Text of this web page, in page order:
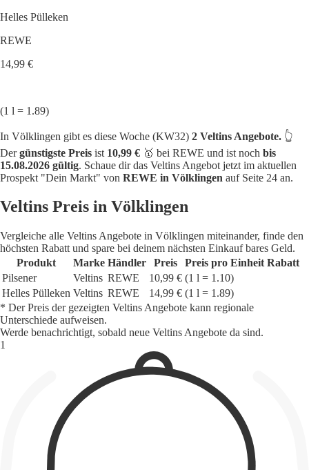
Helles Pülleken
REWE
14,99 €
(1 l = 1.89)
In Völklingen gibt es diese Woche (KW32) 2 Veltins Angebote. 👆
Dergünstigste Preis ist 10,99 € 🥇 bei REWE und ist noch bis
15.08.2026 gültig. Schaue dir das Veltins Angebot jetzt im aktuellen
Prospekt "Dein Markt" von REWE in Völklingen auf Seite 24 an.
Veltins Preis in Völklingen
Vergleiche alle Veltins Angebote in Völklingen miteinander, finde den
höchsten Rabatt und spare bei deinem nächsten Einkauf bares Geld.
Produkt
Marke Händler Preis Preis pro Einheit Rabatt
Pilsener
Veltins REWE 10,99 € (1 l = 1.10)
Helles Pülleken Veltins REWE 14,99 € (1 l = 1.89)
* Der Preis der gezeigten Veltins Angebote kann regionale
Unterschiede aufweisen.
Werde benachrichtigt, sobald neue Veltins Angebote da sind.